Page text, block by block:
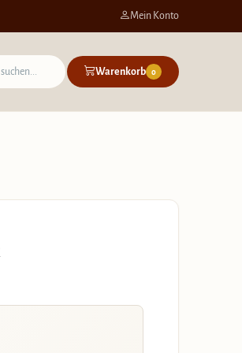
Mein Konto
Warenkorb 0